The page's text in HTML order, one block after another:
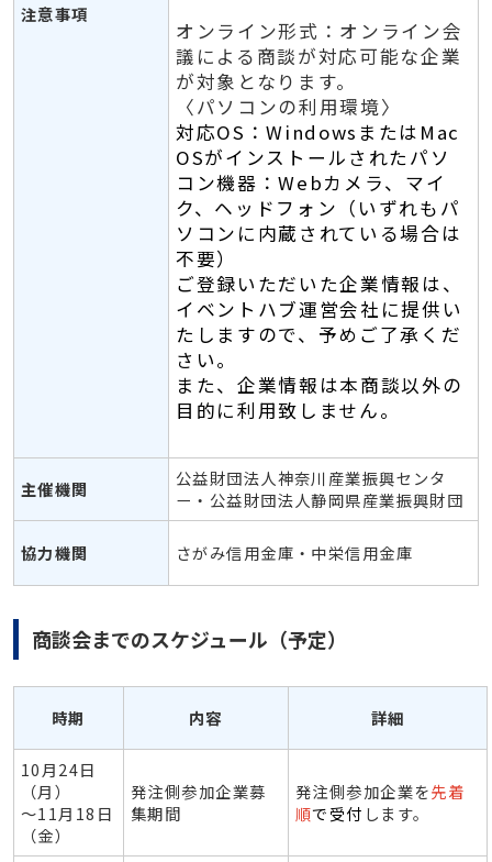
注意事項
オンライン形式：オンライン会
議による商談が対応可能な企業
が対象となります。
〈パソコンの利用環境〉
対応OS：WindowsまたはMac
OSがインストールされたパソ
コン機器：Webカメラ、マイ
ク、ヘッドフォン（いずれもパ
ソコンに内蔵されている場合は
不要）
ご登録いただいた企業情報は、
イベントハブ運営会社に提供い
たしますので、予めご了承くだ
さい。
また、企業情報は本商談以外の
目的に利用致しません。
主催機関
公益財団法人神奈川産業振興センタ
ー・公益財団法人静岡県産業振興財団
協力機関 さがみ信用金庫・中栄信用金庫
商談会までのスケジュール（予定）
時期 内容 詳細
10月24日
（月）
～11月18日
（金）
発注側参加企業募
集期間
発注側参加企業を先着
順で受付 します。